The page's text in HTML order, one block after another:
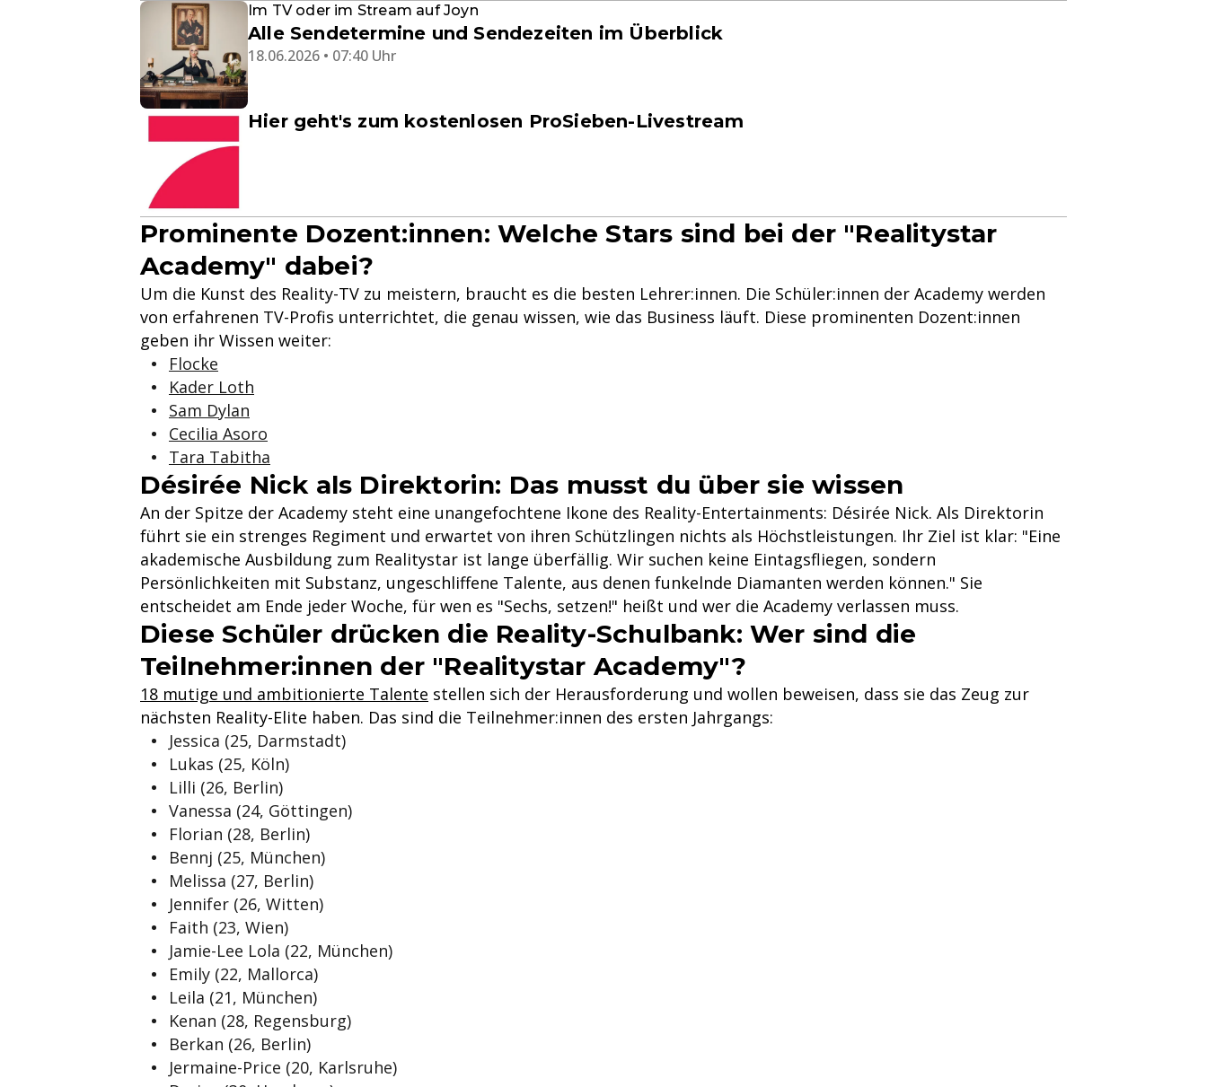
Im TV oder im Stream auf Joyn
Alle Sendetermine und Sendezeiten im Überblick
18.06.2026 • 07:40 Uhr
Hier geht's zum kostenlosen ProSieben-Livestream
Prominente Dozent:innen: Welche Stars sind bei der "Realitystar
Academy" dabei?
Um die Kunst des Reality-TV zu meistern, braucht es die besten Lehrer:innen. Die Schüler:innen der Academy werden
von erfahrenen TV-Profis unterrichtet, die genau wissen, wie das Business läuft. Diese prominenten Dozent:innen
geben ihr Wissen weiter:
Flocke
Kader Loth
Sam Dylan
Cecilia Asoro
Tara Tabitha
Désirée Nick als Direktorin: Das musst du über sie wissen
An der Spitze der Academy steht eine unangefochtene Ikone des Reality-Entertainments: Désirée Nick. Als Direktorin
führt sie ein strenges Regiment und erwartet von ihren Schützlingen nichts als Höchstleistungen. Ihr Ziel ist klar: "Eine
akademische Ausbildung zum Realitystar ist lange überfällig. Wir suchen keine Eintagsfliegen, sondern
Persönlichkeiten mit Substanz, ungeschliffene Talente, aus denen funkelnde Diamanten werden können." Sie
entscheidet am Ende jeder Woche, für wen es "Sechs, setzen!" heißt und wer die Academy verlassen muss.
Diese Schüler drücken die Reality-Schulbank: Wer sind die
Teilnehmer:innen der "Realitystar Academy"?
18 mutige und ambitionierte Talente stellen sich der Herausforderung und wollen beweisen, dass sie das Zeug zur
nächsten Reality-Elite haben. Das sind die Teilnehmer:innen des ersten Jahrgangs:
Jessica (25, Darmstadt)
Lukas (25, Köln)
Lilli (26, Berlin)
Vanessa (24, Göttingen)
Florian (28, Berlin)
Bennj (25, München)
Melissa (27, Berlin)
Jennifer (26, Witten)
Faith (23, Wien)
Jamie-Lee Lola (22, München)
Emily (22, Mallorca)
Leila (21, München)
Kenan (28, Regensburg)
Berkan (26, Berlin)
Jermaine-Price (20, Karlsruhe)